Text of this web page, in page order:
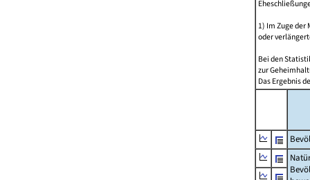
1) Im Zuge
oder
Bei den
zur
Das Ergebnis